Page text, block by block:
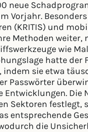
neue
Vorjahr.
(KRITIS) und
Methoden weiter,
wie
hatte der
sie etwa
Passwörter
Die
Sektoren festlegt,
entsprechende
die